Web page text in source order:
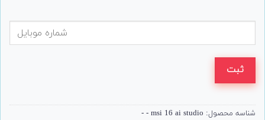
ثبت
شناسه محصول: msi 16 ai studio - -